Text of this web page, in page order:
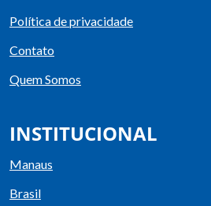
Política de privacidade
Contato
Quem Somos
INSTITUCIONAL
Manaus
Brasil